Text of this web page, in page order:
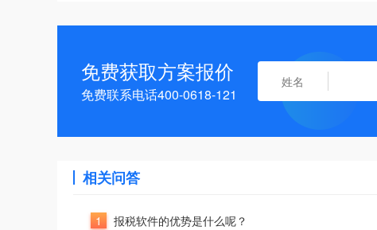
免费获取方案报价
免费联系电话400-0618-121
相关问答
1 报税软件的优势是什么呢？